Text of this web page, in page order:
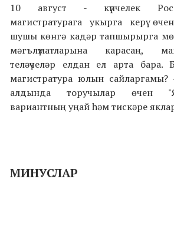
10 август - күпчелек
магистратурага укырга керү
шушы көнгә кадәр тапшырырга
мәгълүматларына карасаң,
теләүчеләр елдан ел арта бара.
магистратура юлын
алдында торучылар өчен
вариантның уңай һәм тискәре
МИНУСЛАР